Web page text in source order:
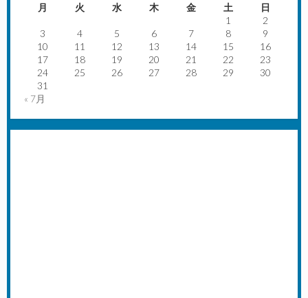
月
火 水 木 金 土
日
1
2
3
4 5 6 7 8
9
10
11 12 13 14 15
16
17
18 19 20 21 22
23
24
25 26 27 28 29
30
31
« 7月